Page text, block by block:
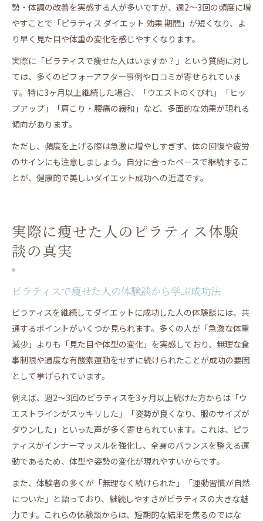
勢・体調の改善を実感する人が多いですが、週2〜3回の頻度に増
やすことで「ピラティス ダイエット 効果 期間」が短くなり、よ
り早く見た目や体重の変化を感じやすくなります。
実際に「ピラティスで痩せた人はいますか？」という質問に対し
ては、多くのビフォーアフター事例や口コミが寄せられていま
す。特に3ヶ月以上継続した場合、「ウエストのくびれ」「ヒッ
プアップ」「肩こり・腰痛の緩和」など、多面的な効果が現れる
傾向があります。
ただし、頻度を上げる際は急激に増やしすぎず、体の回復や疲労
のサインにも注意しましょう。自分に合ったペースで継続するこ
とが、健康的で美しいダイエット成功への近道です。
実際に痩せた人のピラティス体験
談の真実
ピラティスで痩せた人の体験談から学ぶ成功法
ピラティスを継続してダイエットに成功した人の体験談には、共
通するポイントがいくつか見られます。多くの人が「急激な体重
減少」よりも「見た目や体型の変化」を実感しており、無理な食
事制限や過度な有酸素運動をせずに続けられたことが成功の要因
として挙げられています。
例えば、週2～3回のピラティスを3ヶ月以上続けた方からは「ウ
エストラインがスッキリした」「姿勢が良くなり、服のサイズが
ダウンした」といった声が多く寄せられています。これは、ピラ
ティスがインナーマッスルを強化し、全身のバランスを整える運
動であるため、体型や姿勢の変化が現れやすいからです。
また、体験者の多くが「無理なく続けられた」「運動習慣が自然
についた」と語っており、継続しやすさがピラティスの大きな魅
力です。これらの体験談からは、短期的な結果を焦るのではな